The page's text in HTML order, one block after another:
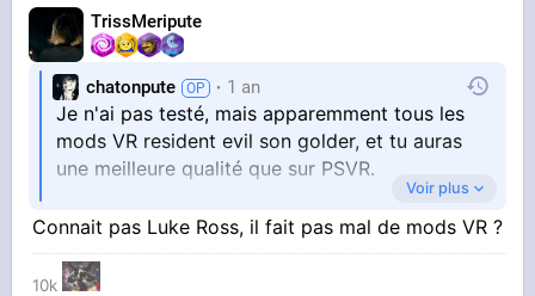
TrissMeripute
chatonpute 1 an
Je n'ai pas testé, mais apparemment tous les
mods VR resident evil son golder, et tu auras
une meilleure qualité que sur PSVR.
Par contre, regarde bien les spec, je me suis
fait surprendre avec certain mod qui ramer de
ouf alors que j'ai une 4080, mais en general les
Voir plus
Connait pas Luke Ross, il fait pas mal de mods VR ?
10k